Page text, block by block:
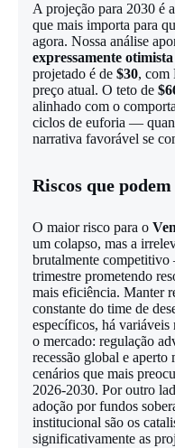
A projeção para 2030 é
que mais importa para
agora. Nossa análise
expressamente otimista
projetado é de $30, com
preço atual. O teto de
alinhado com o
ciclos de euforia —
narrativa favorável se
Riscos que
O maior risco para o
um colapso, mas a
brutalmente
trimestre prometendo
mais eficiência. Manter
constante do time de
específicos, há variáveis
o mercado: regulação
recessão global e aperto
cenários que mais
2026-2030. Por outro
adoção por fundos
institucional são os
significativamente as